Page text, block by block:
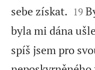
sebe získat. 

19
byla mi dána
spíš jsem pro